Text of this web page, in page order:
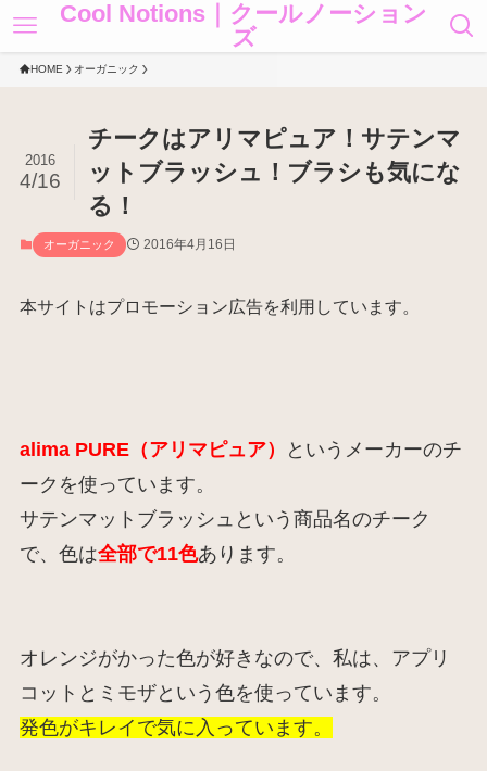
Cool Notions｜クールノーション
ズ
HOME オーガニック
チークはアリマピュア！サテンマ
ットブラッシュ！ブラシも気にな
る！
2016
4/16
オーガニック 2016年4月16日
本サイトはプロモーション広告を利用しています。
alima PURE（アリマピュア）
というメーカーのチ
ークを使っています。
サテンマットブラッシュという商品名のチーク
で、色は全部で11色あります。
オレンジがかった色が好きなので、 私は、アプリ
コットとミモザという色を使っています。
発色がキレイで気に入っています。